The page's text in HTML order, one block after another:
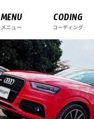
MENU
メニュー CODING
コーディング